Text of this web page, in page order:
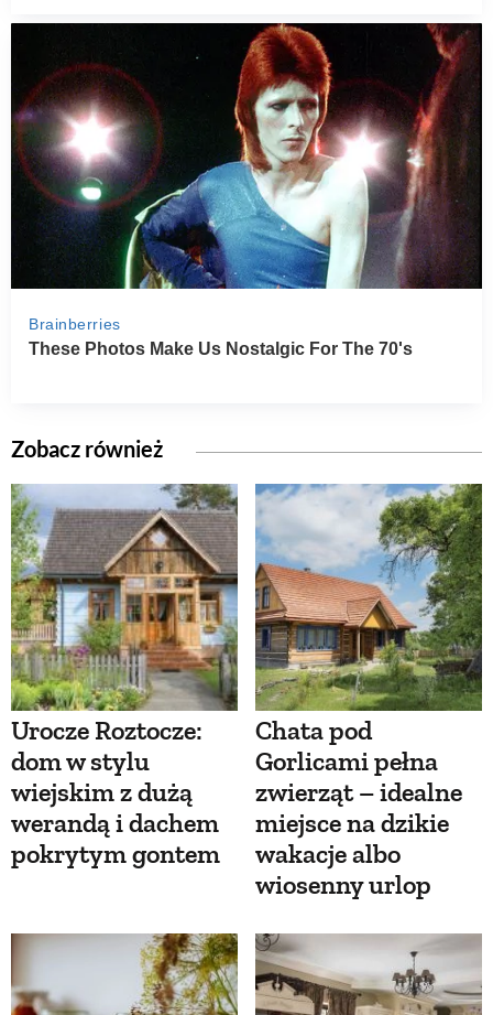
Zobacz również
Urocze Roztocze:
dom w stylu
wiejskim z dużą
werandą i dachem
pokrytym gontem
Chata pod
Gorlicami pełna
zwierząt – idealne
miejsce na dzikie
wakacje albo
wiosenny urlop